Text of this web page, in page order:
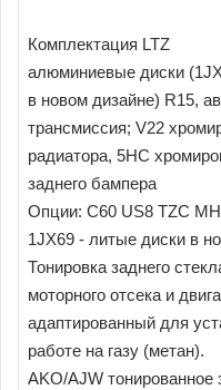
Комплектация LTZ
алюминиевые диски
в новом дизайне) R15,
трансмиссия; V22
радиатора, 5HC
заднего бампера
Опции: C60 US8 TZC
1JX69 - литые диски в
Тонировка заднего
моторного отсека и
адаптированный для
работе на газу (метан).
AKO/AJW тонированное